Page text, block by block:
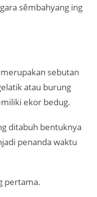
sêmbahyang ing
sebutan
atau burung
ekor bedug.
ditabuh bentuknya
penanda waktu
pertama.